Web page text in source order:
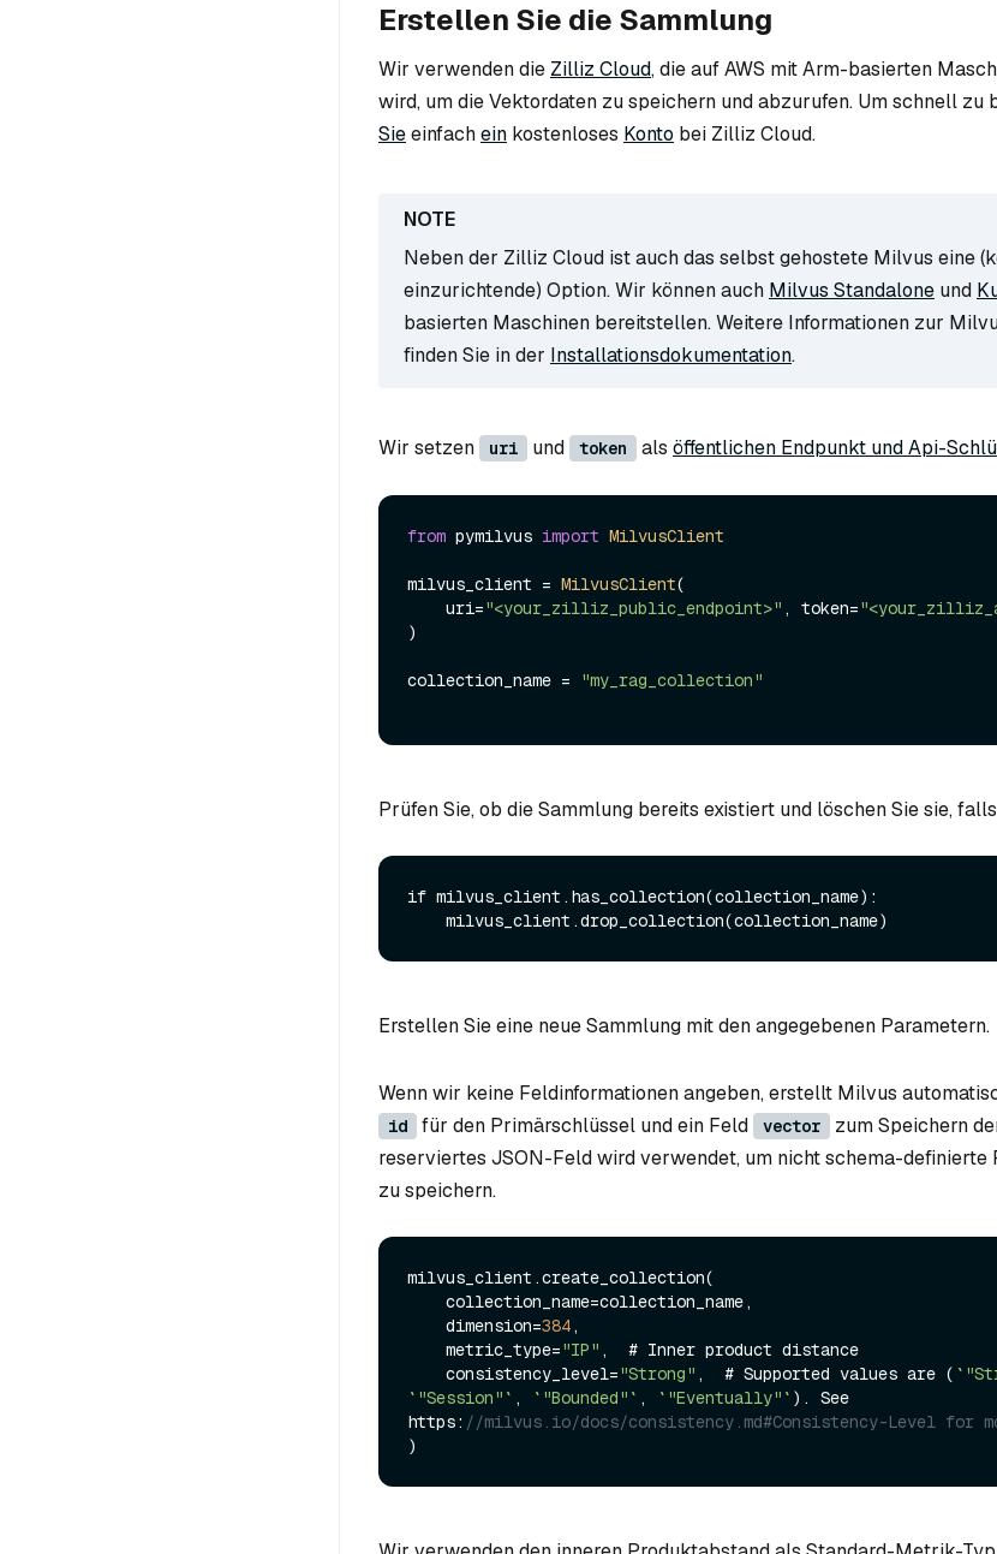
Erstellen Sie die Sammlung
Wir verwenden die Zilliz Cloud, die auf AWS mit Arm-basierten
wird, um die Vektordaten zu speichern und abzurufen. Um schnell zu
Sieeinfachein kostenloses Konto bei Zilliz Cloud.
Neben der Zilliz Cloud ist auch das selbst gehostete Milvus eine
einzurichtende) Option. Wir können auch Milvus Standalone und
basierten Maschinen bereitstellen. Weitere Informationen zur
finden Sie in der Installationsdokumentation.
Wir setzen uri und token als öffentlichen Endpunkt und Api-
from pymilvus import MilvusClient
milvus_client = MilvusClient(
    uri=
"<your_zilliz_public_endpoint>" , token=
)
collection_name = "my_rag_collection"
Prüfen Sie, ob die Sammlung bereits existiert und löschen Sie sie,
if milvus_client.has_collection(collection_name):
Erstellen Sie eine neue Sammlung mit den angegebenen Parametern.
Wenn wir keine Feldinformationen angeben, erstellt Milvus
id für den Primärschlüssel und ein Feld vector
zum Speichern
reserviertes JSON-Feld wird verwendet, um nicht schema-definierte
zu speichern.
milvus_client.create_collection(
    dimension=
384,
    metric_type=
"IP" ,  # Inner product distance
    consistency_level=
"Strong" ,  # Supported values are (
`"Session"` , `"Bounded"` , `"Eventually"` ). See
https: //milvus.io/docs/consistency.md#Consistency-Level for